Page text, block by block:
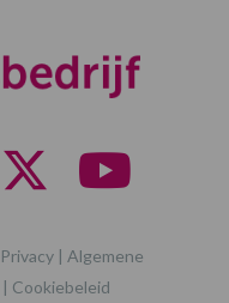
Privacy | Algemene
| Cookiebeleid